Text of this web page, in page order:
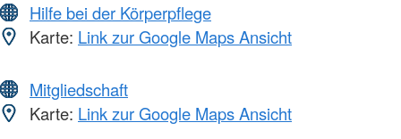
Hilfe bei der Körperpflege
Karte: Link zur Google Maps Ansicht
Mitgliedschaft
Karte: Link zur Google Maps Ansicht